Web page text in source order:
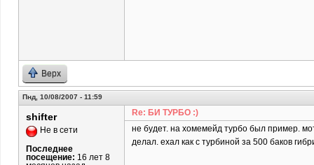
Верх
Пнд, 10/08/2007 - 11:59
shifter
Не в сети
Последнее
посещение: 16 лет 8
Re: БИ ТУРБО :)
не будет. на хомемейд турбо был пример.
делал. ехал как с турбиной за 500 баков